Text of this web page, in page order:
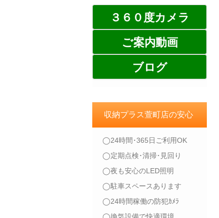
３６０度カメラ
ご案内動画
ブログ
収納プラス萱町店の安心
◯24時間･365日ご利用OK
◯定期点検･清掃･見回り
◯夜も安心のLED照明
◯駐車スペースあります
◯24時間稼働の防犯ｶﾒﾗ